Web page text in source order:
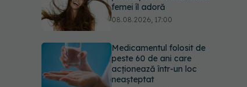
femei îl adoră
08.08.2026, 17:00
Medicamentul folosit de
peste 60 de ani care
acționează într-un loc
neașteptat